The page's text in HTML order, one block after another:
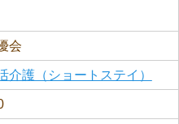
会
介護（ショートステイ）